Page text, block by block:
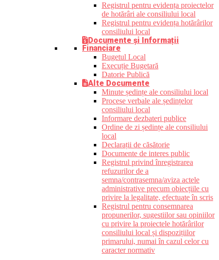
Registrul pentru evidența proiectelor
de hotărâri ale consiliului local
Registrul pentru evidența hotărârilor
consiliului local
Documente și Informații
Financiare
Bugetul Local
Execuție Bugetară
Datorie Publică
Alte Documente
Minute ședințe ale consiliului local
Procese verbale ale ședințelor
consiliului local
Informare dezbateri publice
Ordine de zi ședințe ale consiliului
local
Declarații de căsătorie
Documente de interes public
Registrul privind înregistrarea
refuzurilor de a
semna/contrasemna/aviza actele
administrative precum obiecțiile cu
privire la legalitate, efectuate în scris
Registrul pentru consemnarea
propunerilor, sugestiilor sau opiniilor
cu privire la proiectele hotărârilor
consiliului local și dispozițiilor
primarului, numai în cazul celor cu
caracter normativ